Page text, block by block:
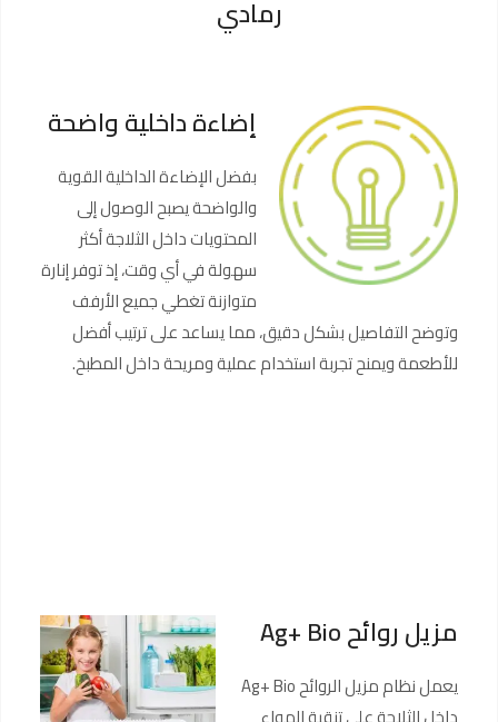
رمادي
إضاءة داخلية واضحة
بفضل الإضاءة الداخلية القوية
والواضحة يصبح الوصول إلى
المحتويات داخل الثلاجة أكثر
سهولة في أي وقت، إذ توفر إنارة
متوازنة تغطي جميع الأرفف
وتوضح التفاصيل بشكل دقيق، مما يساعد على ترتيب أفضل
للأطعمة ويمنح تجربة استخدام عملية ومريحة داخل المطبخ.
مزيل روائح Ag+ Bio
يعمل نظام مزيل الروائح Ag+ Bio